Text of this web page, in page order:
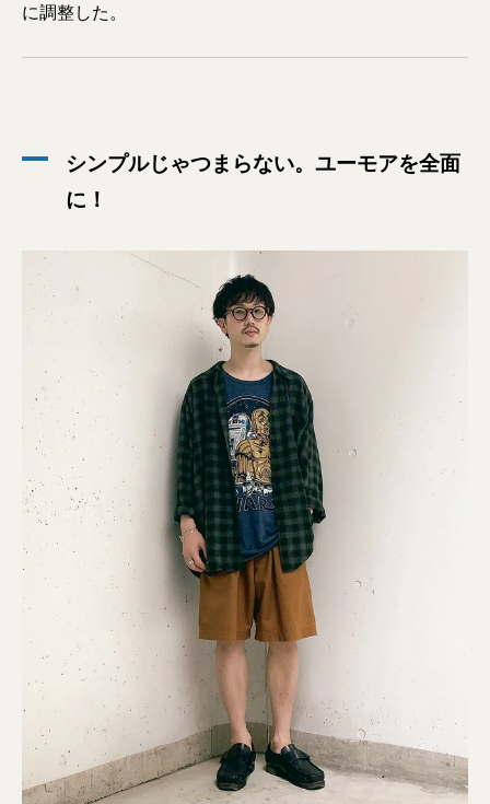
に調整した。
シンプルじゃつまらない。ユーモアを全面
に！